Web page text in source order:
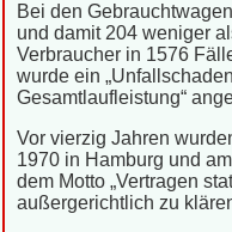
Bei den
und damit 204 weniger
Verbraucher in 1576
wurde ein
Gesamtlaufleistung“
Vor vierzig Jahren
1970 in Hamburg und
dem Motto „Vertragen
außergerichtlich zu